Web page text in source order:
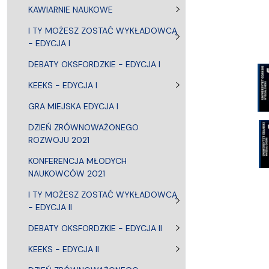
KAWIARNIE NAUKOWE
I TY MOŻESZ ZOSTAĆ WYKŁADOWCĄ
- EDYCJA I
DEBATY OKSFORDZKIE - EDYCJA I
KEEKS - EDYCJA I
GRA MIEJSKA EDYCJA I
DZIEŃ ZRÓWNOWAŻONEGO
ROZWOJU 2021
KONFERENCJA MŁODYCH
NAUKOWCÓW 2021
I TY MOŻESZ ZOSTAĆ WYKŁADOWCĄ
- EDYCJA II
DEBATY OKSFORDZKIE - EDYCJA II
KEEKS - EDYCJA II